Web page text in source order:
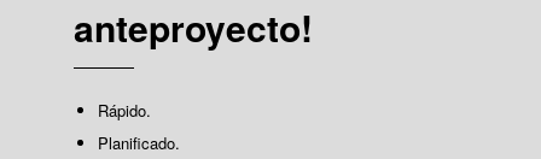
anteproyecto!
Rápido.
Planificado.